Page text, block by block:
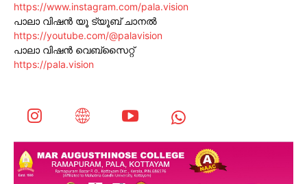
https://www.instagram.com/pala.vision
പാലാ വിഷൻ യൂ ട്യൂബ് ചാനൽ
https://youtube.com/@palavision
പാലാ വിഷൻ വെബ്സൈറ്റ്
https://pala.vision